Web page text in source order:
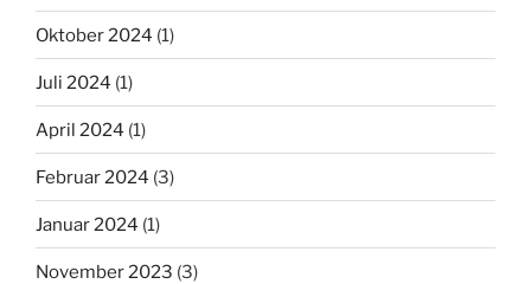
Oktober 2024 (1)
Juli 2024 (1)
April 2024 (1)
Februar 2024 (3)
Januar 2024 (1)
November 2023 (3)